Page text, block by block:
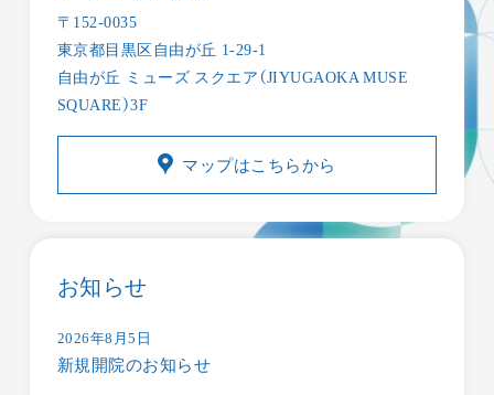
〒152-0035
東京都目黒区自由が丘 1-29-1
自由が丘 ミューズ スクエア（JIYUGAOKA MUSE
SQUARE）3F
マップはこちらから
お知らせ
2026年8月5日
新規開院のお知らせ